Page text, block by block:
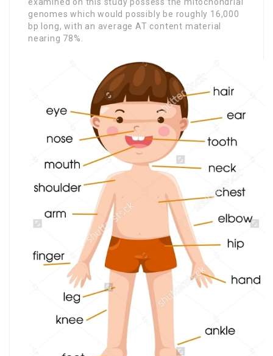
genomes which would possibly be roughly 16,000
bp long, with an average AT content material
nearing 78%.